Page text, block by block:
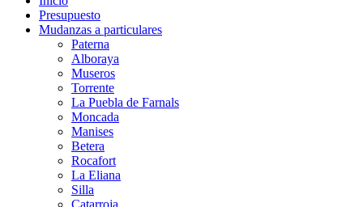
Presupuesto
Mudanzas a particulares
Paterna
Alboraya
Museros
Torrente
La Puebla de Farnals
Moncada
Manises
Betera
Rocafort
La Eliana
Silla
Catarroja